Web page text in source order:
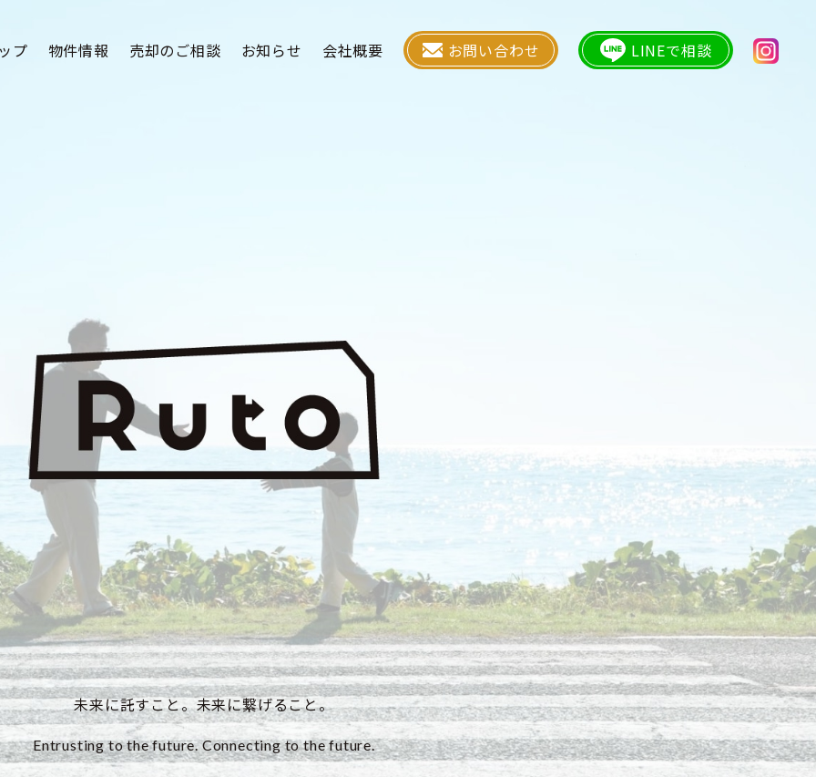
プ 物件情報 売却のご相談 お知らせ 会社概要 お問い合わせ LINEで相談
未来に託すこと。未来に繋げること。
Entrusting to the future. Connecting to the future.